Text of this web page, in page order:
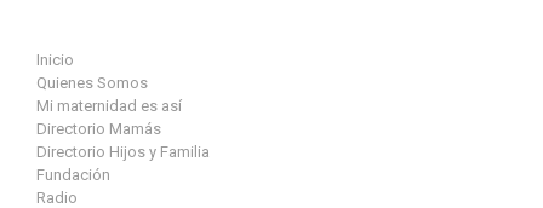
Inicio
Quienes Somos
Mi maternidad es así
Directorio Mamás
Directorio Hijos y Familia
Fundación
Radio